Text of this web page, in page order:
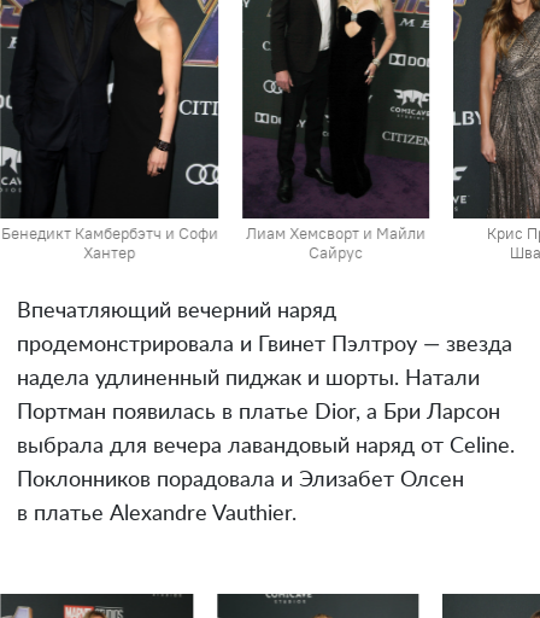
Бенедикт Камбербэтч и Софи
Хантер
Лиам Хемсворт и Майли
Сайрус
Крис
Впечатляющий вечерний наряд
продемонстрировала и Гвинет Пэлтроу — звезда
надела удлиненный пиджак и шорты. Натали
Портман появилась в платье Dior, а Бри Ларсон
выбрала для вечера лавандовый наряд от Celine.
Поклонников порадовала и Элизабет Олсен
в платье Alexandre Vauthier.